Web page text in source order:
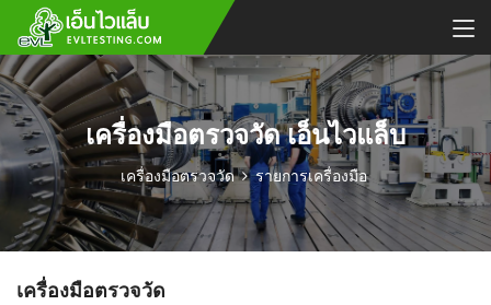
เครื่องมือตรวจวัด เอ็นไวแล็บ
เครื่องมือตรวจวัด รายการเครื่องมือ
เครื่องมือตรวจวัด